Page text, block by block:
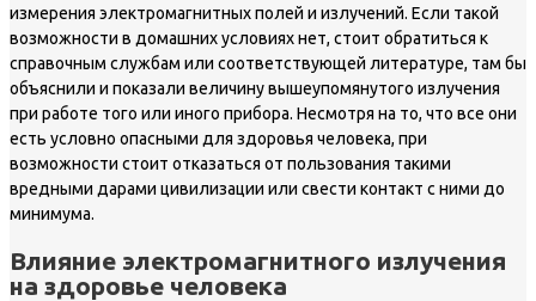
измерения электромагнитных полей и излучений. Если такой
возможности в домашних условиях нет, стоит обратиться к
справочным службам или соответствующей литературе, там бы
объяснили и показали величину вышеупомянутого излучения
при работе того или иного прибора. Несмотря на то, что все они
есть условно опасными для здоровья человека, при
возможности стоит отказаться от пользования такими
вредными дарами цивилизации или свести контакт с ними до
минимума.
Влияние электромагнитного излучения
на здоровье человека